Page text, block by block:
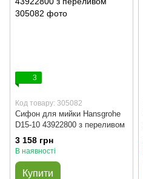
3
Код товару: 305082
Сифон для мийки Hansgrohe
D15-10 43922800 з переливом
3 158 грн
В наявності
Купити